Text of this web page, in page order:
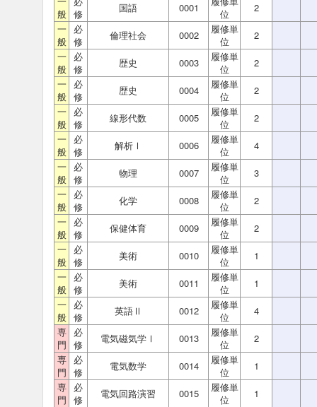
般 修
国語 0001
位
2
一
般
必
修
倫理社会 0002
履修単
位
2
一
般
必
修
歴史 0003
履修単
位
2
一
般
必
修
歴史 0004
履修単
位
2
一
般
必
修
線形代数 0005
履修単
位
2
一
般
必
修
解析Ⅰ 0006
履修単
位
4
一
般
必
修
物理 0007
履修単
位
3
一
般
必
修
化学 0008
履修単
位
2
一
般
必
修
保健体育 0009
履修単
位
2
一
般
必
修
美術 0010
履修単
位
1
一
般
必
修
美術 0011
履修単
位
1
一
般
必
修
英語Ⅱ 0012
履修単
位
4
専
門
必
修
電気磁気学Ⅰ 0013
履修単
位
2
専
門
必
修
電気数学 0014
履修単
位
1
専
門
必
修
電気回路演習 0015
履修単
位
1